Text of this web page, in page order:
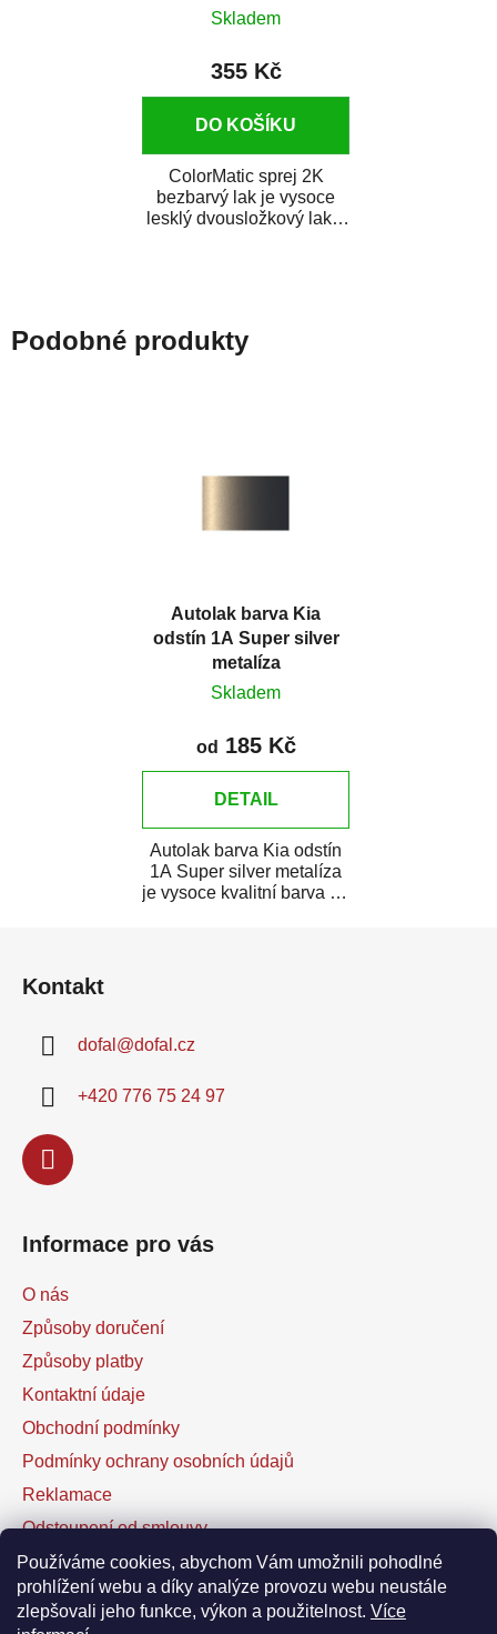
Používáme cookies, abychom Vám umožnili pohodlné
prohlížení webu a díky analýze provozu webu neustále
zlepšovali jeho funkce, výkon a použitelnost. Více
Skladem
355 Kč
DO KOŠÍKU
ColorMatic sprej 2K
bezbarvý lak je vysoce
lesklý dvousložkový lak s
Podobné produkty
Autolak barva Kia
odstín 1A Super silver
metalíza
Skladem
od 185 Kč
DETAIL
Autolak barva Kia odstín
1A Super silver metalíza
je vysoce kvalitní barva na
Kontakt
dofal @dofal.cz
+420 776 75 24 97
Informace pro vás
O nás
Způsoby doručení
Způsoby platby
Kontaktní údaje
Obchodní podmínky
Podmínky ochrany osobních údajů
Reklamace
Odstoupení od smlouvy
Kontaktní formulář